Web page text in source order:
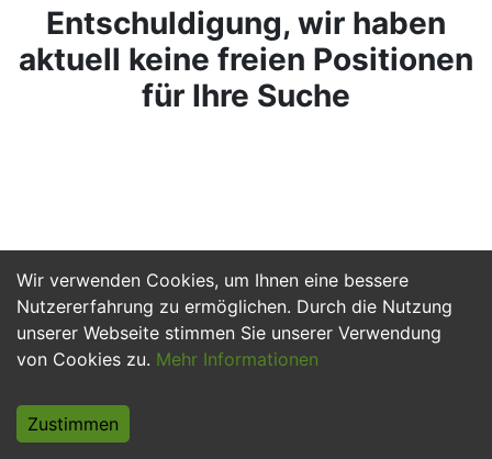
Wir verwenden Cookies, um Ihnen eine bessere
Nutzererfahrung zu ermöglichen. Durch die Nutzung
unserer Webseite stimmen Sie unserer Verwendung
von Cookies zu. Mehr Informationen
Zustimmen
Entschuldigung, wir haben
aktuell keine freien Positionen
für Ihre Suche